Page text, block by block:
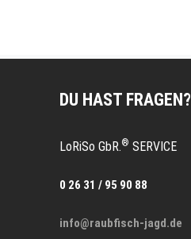
DU HAST FRAGEN?
LoRiSo GbR.® SERVICE
0 26 31 / 95 90 88
info@raubfisch-jagd.de